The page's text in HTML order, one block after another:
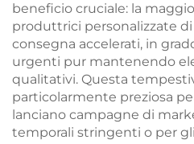
beneficio cruciale: la
produttrici personalizzate
consegna accelerati, in
urgenti pur mantenendo
qualitativi. Questa
particolarmente preziosa
lanciano campagne di
temporali stringenti o per